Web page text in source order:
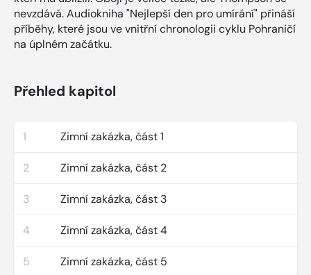
nevzdává. Audiokniha "Nejlepší den pro umírání" přináší
příběhy, které jsou ve vnitřní chronologii cyklu Pohraničí
na úplném začátku.
Přehled kapitol
1 Zimní zakázka, část 1
2 Zimní zakázka, část 2
3 Zimní zakázka, část 3
4 Zimní zakázka, část 4
5 Zimní zakázka, část 5